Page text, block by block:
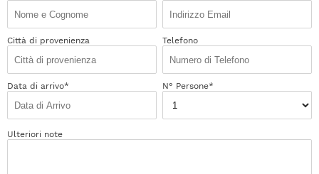
Città di provenienza Telefono
Data di arrivo* N° Persone*
Ulteriori note